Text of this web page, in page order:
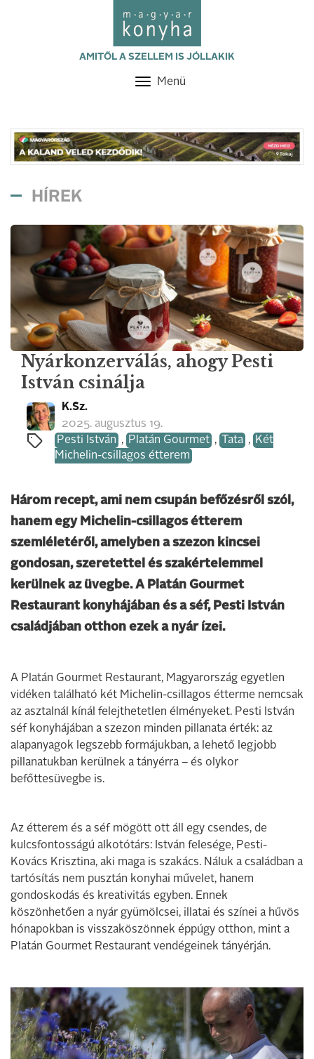
AMITŐL A SZELLEM IS JÓLLAKIK
Toggle
Menü
HÍREK
Nyárkonzerválás, ahogy Pesti
István csinálja
K.Sz.
2025. augusztus 19.
Pesti István , Platán Gourmet , Tata , Két
Michelin-csillagos étterem
Három recept, ami nem csupán befőzésről szól,
hanem egy Michelin-csillagos étterem
szemléletéről, amelyben a szezon kincsei
gondosan, szeretettel és szakértelemmel
kerülnek az üvegbe. A Platán Gourmet
Restaurant konyhájában és a séf, Pesti István
családjában otthon ezek a nyár ízei.
A Platán Gourmet Restaurant, Magyarország egyetlen
vidéken található két Michelin-csillagos étterme nemcsak
az asztalnál kínál felejthetetlen élményeket. Pesti István
séf konyhájában a szezon minden pillanata érték: az
alapanyagok legszebb formájukban, a lehető legjobb
pillanatukban kerülnek a tányérra – és olykor
befőttesüvegbe is.
Az étterem és a séf mögött ott áll egy csendes, de
kulcsfontosságú alkotótárs: István felesége, Pesti-
Kovács Krisztina, aki maga is szakács. Náluk a családban a
tartósítás nem pusztán konyhai művelet, hanem
gondoskodás és kreativitás egyben. Ennek
köszönhetően a nyár gyümölcsei, illatai és színei a hűvös
hónapokban is visszaköszönnek éppúgy otthon, mint a
Platán Gourmet Restaurant vendégeinek tányérján.